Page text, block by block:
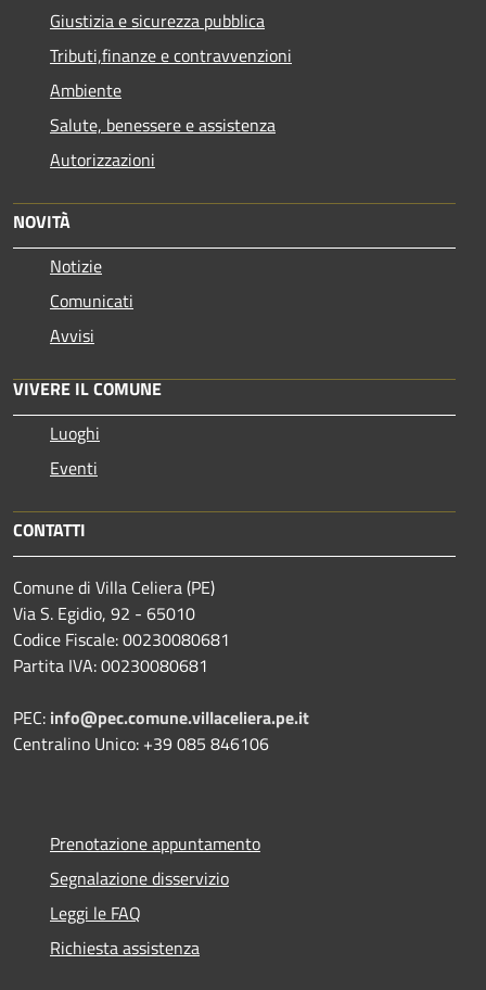
Giustizia e sicurezza pubblica
Tributi,finanze e contravvenzioni
Ambiente
Salute, benessere e assistenza
Autorizzazioni
NOVITÀ
Notizie
Comunicati
Avvisi
VIVERE IL COMUNE
Luoghi
Eventi
CONTATTI
Comune di Villa Celiera (PE)
Via S. Egidio, 92 - 65010
Codice Fiscale: 00230080681
Partita IVA: 00230080681
PEC: info@pec.comune.villaceliera.pe.it
Centralino Unico: +39 085 846106
Prenotazione appuntamento
Segnalazione disservizio
Leggi le FAQ
Richiesta assistenza